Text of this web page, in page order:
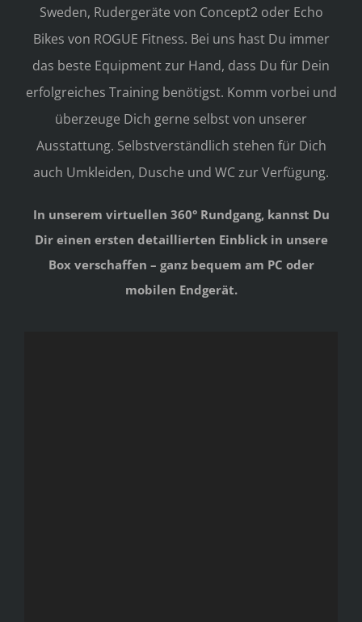
Sweden, Rudergeräte von Concept2 oder Echo
Bikes von ROGUE Fitness. Bei uns hast Du immer
das beste Equipment zur Hand, dass Du für Dein
erfolgreiches Training benötigst. Komm vorbei und
überzeuge Dich gerne selbst von unserer
Ausstattung. Selbstverständlich stehen für Dich
auch Umkleiden, Dusche und WC zur Verfügung.
In unserem virtuellen 360° Rundgang, kannst Du
Dir einen ersten detaillierten Einblick in unsere
Box verschaffen – ganz bequem am PC oder
mobilen Endgerät.